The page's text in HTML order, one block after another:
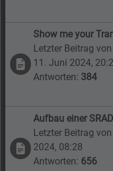
Show me your
Letzter Beitrag von
11. Juni 2024,
Antworten: 384
Aufbau einer
Letzter Beitrag von
2024, 08:28
Antworten: 656